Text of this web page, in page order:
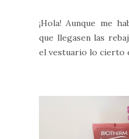
¡Hola! Aunque me
que llegasen las
el vestuario lo cierto